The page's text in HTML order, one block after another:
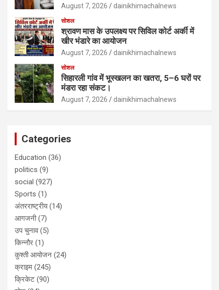
August 7, 2026 dainikhimachalnews
सोशल
श्रावण मास के उपलक्ष्य पर सिविल कोर्ट अर्की में
खीर भंडारे का आयोजन
August 7, 2026 dainikhimachalnews
सोशल
सिहारली गांव में भूस्खलन का खतरा, 5–6 घरों पर
मंडरा रहा संकट।
August 7, 2026 dainikhimachalnews
Categories
Education (36)
politics (9)
social (927)
Sports (1)
अंतरराष्ट्रीय(14)
आगजनी(7)
उप चुनाव(5)
किन्नौर (1)
कुश्ती आयोजन (24)
क्राइम (245)
क्रिकेट (90)